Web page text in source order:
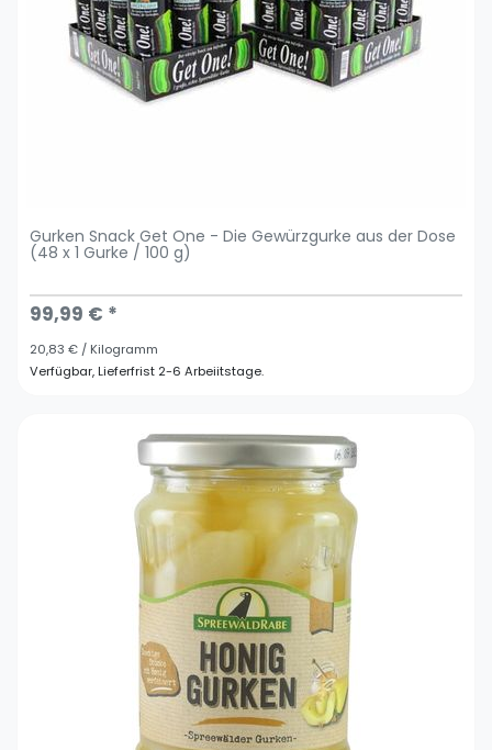
Gurken Snack Get One - Die Gewürzgurke aus der Dose
(48 x 1 Gurke / 100 g)
99,99 € *
20,83 € / Kilogramm
Verfügbar, Lieferfrist 2-6 Arbeiitstage.